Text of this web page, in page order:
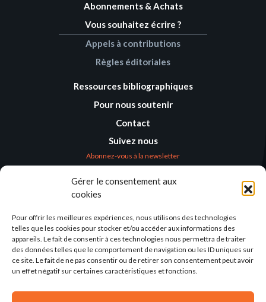
Gérer le consentement aux
cookies
Pour offrir les meilleures expériences, nous utilisons des technologies
telles que les cookies pour stocker et/ou accéder aux informations des
appareils. Le fait de consentir à ces technologies nous permettra de traiter
des données telles que le comportement de navigation ou les ID uniques sur
ce site. Le fait de ne pas consentir ou de retirer son consentement peut avoir
un effet négatif sur certaines caractéristiques et fonctions.
Abonnements & Achats
Vous souhaitez écrire ?
Appels à contributions
Règles éditoriales
Ressources bibliographiques
Pour nous soutenir
Contact
Suivez nous
Abonnez-vous à la newsletter
Humanitaires –
Humanitarian
Alternatives
138 avenue des Frères
Lumière – CS 88379